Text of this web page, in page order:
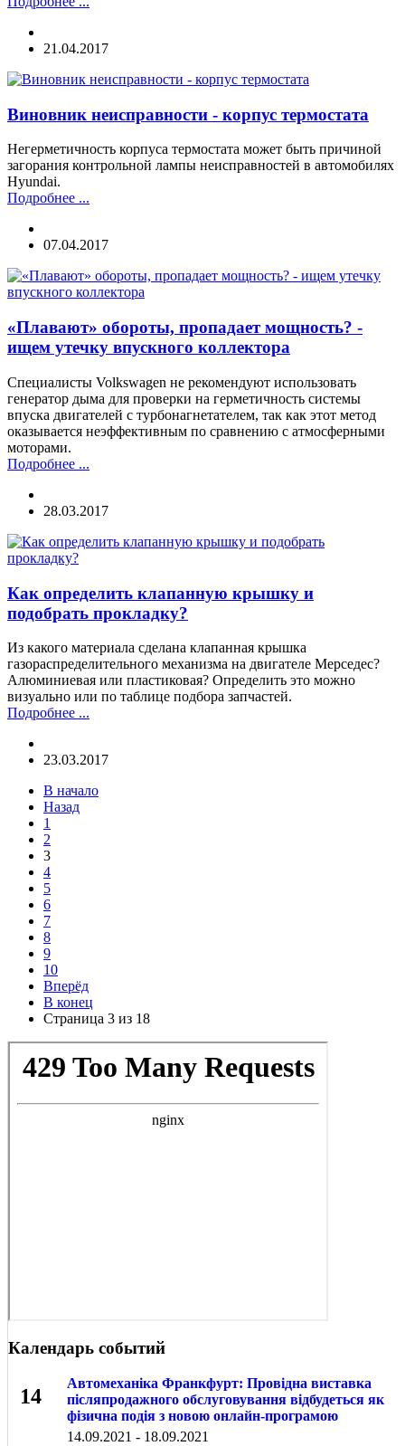
21.04.2017
Виновник неисправности - корпус термостата
Негерметичность корпуса термостата может быть причиной
загорания контрольной лампы неисправностей в автомобилях
Hyundai.
Подробнее ...
07.04.2017
«Плавают» обороты, пропадает мощность? -
ищем утечку впускного коллектора
Специалисты Volkswagen не рекомендуют использовать
генератор дыма для проверки на герметичность системы
впуска двигателей с турбонагнетателем, так как этот метод
оказывается неэффективным по сравнению с атмосферными
моторами.
Подробнее ...
28.03.2017
Как определить клапанную крышку и
подобрать прокладку?
Из какого материала сделана клапанная крышка
газораспределительного механизма на двигателе Мерседес?
Алюминиевая или пластиковая? Определить это можно
визуально или по таблице подбора запчастей.
Подробнее ...
23.03.2017
В начало
Назад
1
2
3
4
5
6
7
8
9
10
Вперёд
В конец
Страница 3 из 18
Календарь событий
14
Автомеханіка Франкфурт: Провідна виставка
післяпродажного обслуговування відбудеться як
фізична подія з новою онлайн-програмою
14.09.2021 - 18.09.2021